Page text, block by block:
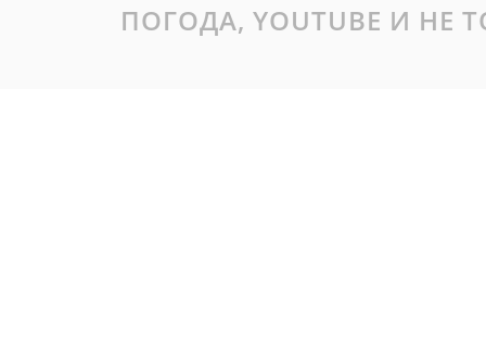
ПОГОДА, YOUTUBE И